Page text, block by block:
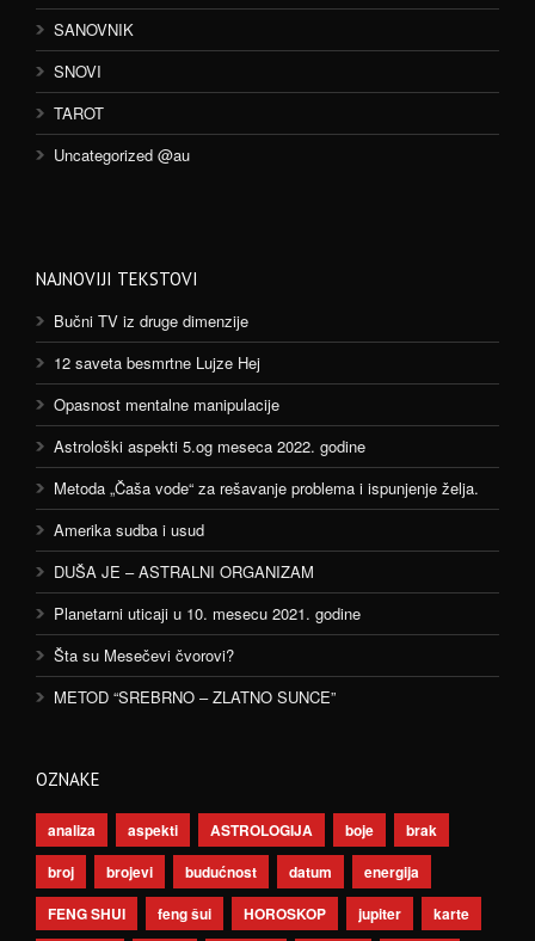
SANOVNIK
SNOVI
TAROT
Uncategorized @au
NAJNOVIJI TEKSTOVI
Bučni TV iz druge dimenzije
12 saveta besmrtne Lujze Hej
Opasnost mentalne manipulacije
Astrološki aspekti 5.og meseca 2022. godine
Metoda „Čaša vode“ za rešavanje problema i ispunjenje želja.
Amerika sudba i usud
DUŠA JE – ASTRALNI ORGANIZAM
Planetarni uticaji u 10. mesecu 2021. godine
Šta su Mesečevi čvorovi?
METOD “SREBRNO – ZLATNO SUNCE”
OZNAKE
analiza aspekti ASTROLOGIJA boje
brak
broj
brojevi budućnost datum
energija
FENG SHUI
feng šui HOROSKOP jupiter karte